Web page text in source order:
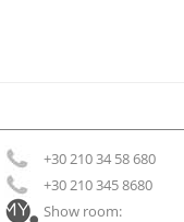
+30 210 34 58 680
+30 210 345 8680
Show room: